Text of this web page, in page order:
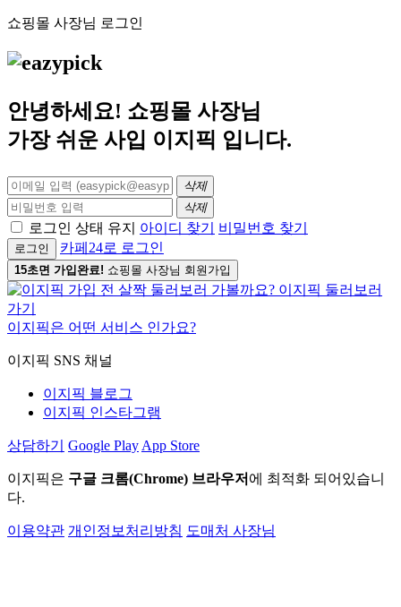
쇼핑몰 사장님 로그인
안녕하세요! 쇼핑몰 사장님
가장 쉬운 사입 이지픽 입니다.
삭제
삭제
로그인 상태 유지 아이디 찾기 비밀번호 찾기
로그인 카페24로 로그인
15초면 가입완료! 쇼핑몰 사장님 회원가입
이지픽은 어떤 서비스 인가요?
이지픽 SNS 채널
이지픽 블로그
이지픽 인스타그램
상담하기 Google Play App Store
이지픽은 구글 크롬(Chrome) 브라우저 에 최적화 되어있습니
다.
이용약관 개인정보처리방침 도매처 사장님